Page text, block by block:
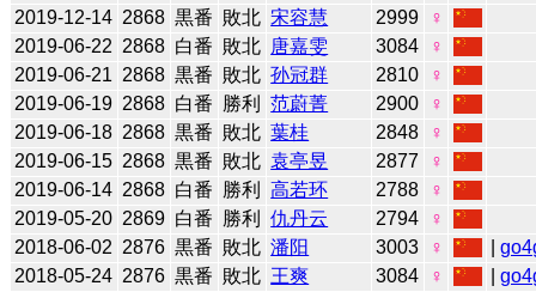
2019-12-14 2868 黒番 敗北 宋容慧 2999
♀
2019-06-22 2868 白番 敗北 唐嘉雯 3084
♀
2019-06-21 2868 黒番 敗北 孙冠群 2810
♀
2019-06-19 2868 白番 勝利 范蔚菁 2900
♀
2019-06-18 2868 黒番 敗北 葉桂 2848
♀
2019-06-15 2868 黒番 敗北 袁亭昱 2877
♀
2019-06-14 2868 白番 勝利 高若环 2788
♀
2019-05-20 2869 白番 勝利 仇丹云 2794
♀
2018-06-02 2876 黒番 敗北 潘阳 3003 ♀ |
2018-05-24 2876 黒番 敗北 王爽 3084 ♀ |